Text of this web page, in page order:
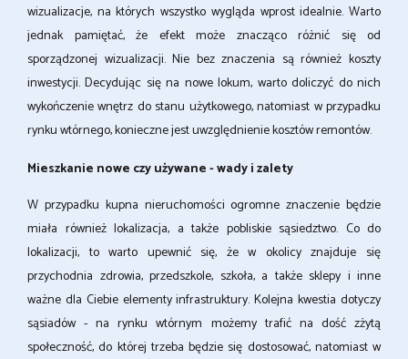
wizualizacje, na których wszystko wygląda wprost idealnie. Warto
jednak pamiętać, że efekt może znacząco różnić się od
sporządzonej wizualizacji. Nie bez znaczenia są również koszty
inwestycji. Decydując się na nowe lokum, warto doliczyć do nich
wykończenie wnętrz do stanu użytkowego, natomiast w przypadku
rynku wtórnego, konieczne jest uwzględnienie kosztów remontów.
Mieszkanie nowe czy używane - wady i zalety
W przypadku kupna nieruchomości ogromne znaczenie będzie
miała również lokalizacja, a także pobliskie sąsiedztwo. Co do
lokalizacji, to warto upewnić się, że w okolicy znajduje się
przychodnia zdrowia, przedszkole, szkoła, a także sklepy i inne
ważne dla Ciebie elementy infrastruktury. Kolejna kwestia dotyczy
sąsiadów - na rynku wtórnym możemy trafić na dość zżytą
społeczność, do której trzeba będzie się dostosować, natomiast w